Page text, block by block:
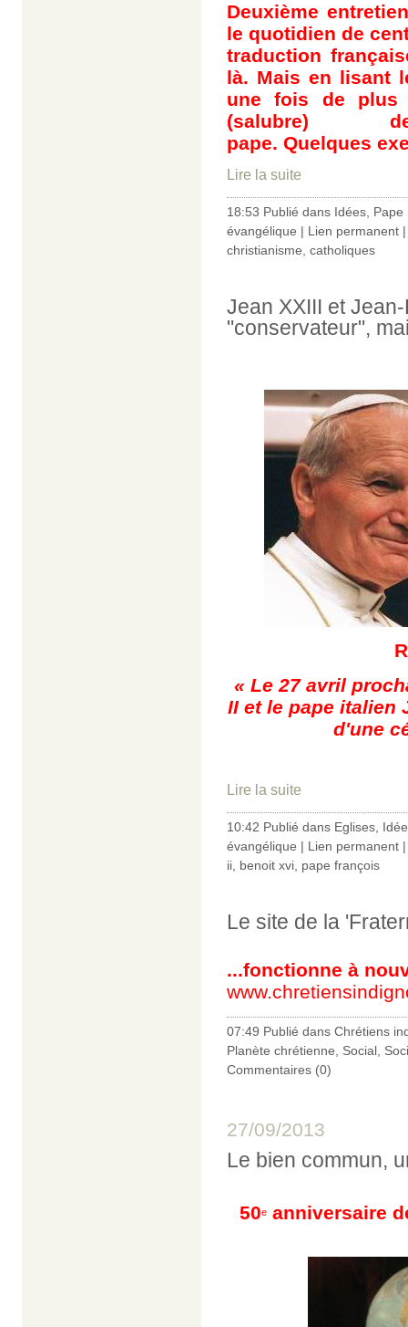
Deuxième
le quotidien de
traduction
là. Mais en lisant
une fois de plus
(salubre)
pape. Quelques
Lire la suite
18:53 Publié dans Idées, Pape
évangélique | Lien permanent
christianisme, catholiques
Jean XXIII et
"conservateur",
«Le 27 avril
II et le pape italien
d'une
Lire la suite
10:42 Publié dans Eglises
évangélique | Lien permanent
ii benoit xvi pape françois
Le site de la
...fonctionne à
07:49 Publié dans Chrétiens
Planète chrétienne
Social
Commentaires (0)
27/09/2013
Le bien commun,
50e anniversaire